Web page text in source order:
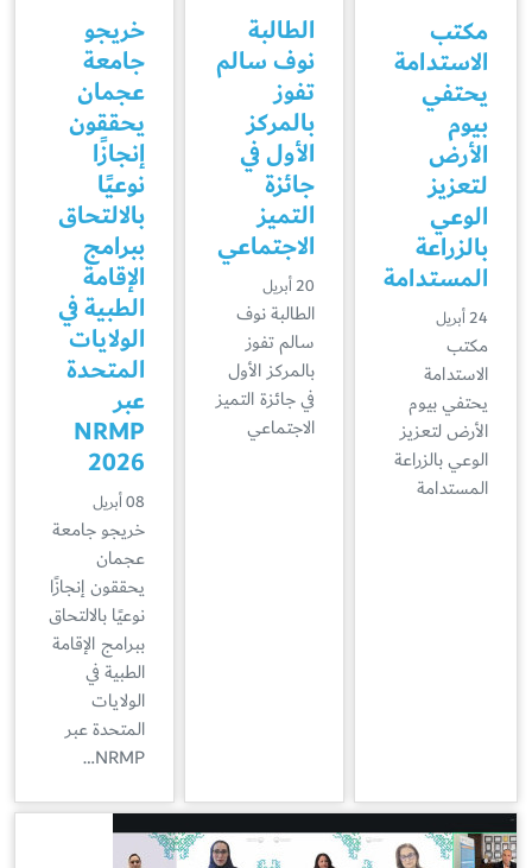
مكتب
الاستدامة
يحتفي
بيوم
الأرض
لتعزيز
الوعي
بالزراعة
المستدامة
24 أبريل
مكتب
الاستدامة
يحتفي بيوم
الأرض لتعزيز
الوعي بالزراعة
المستدامة
الطالبة
نوف سالم
تفوز
بالمركز
الأول في
جائزة
التميز
الاجتماعي
20 أبريل
الطالبة نوف
سالم تفوز
بالمركز الأول
في جائزة التميز
الاجتماعي
خريجو
جامعة
عجمان
يحققون
إنجازًا
نوعيًا
بالالتحاق
ببرامج
الإقامة
الطبية في
الولايات
المتحدة
عبر
NRMP
2026
08 أبريل
خريجو جامعة
عجمان
يحققون إنجازًا
نوعيًا بالالتحاق
ببرامج الإقامة
الطبية في
الولايات
المتحدة عبر
NRMP…